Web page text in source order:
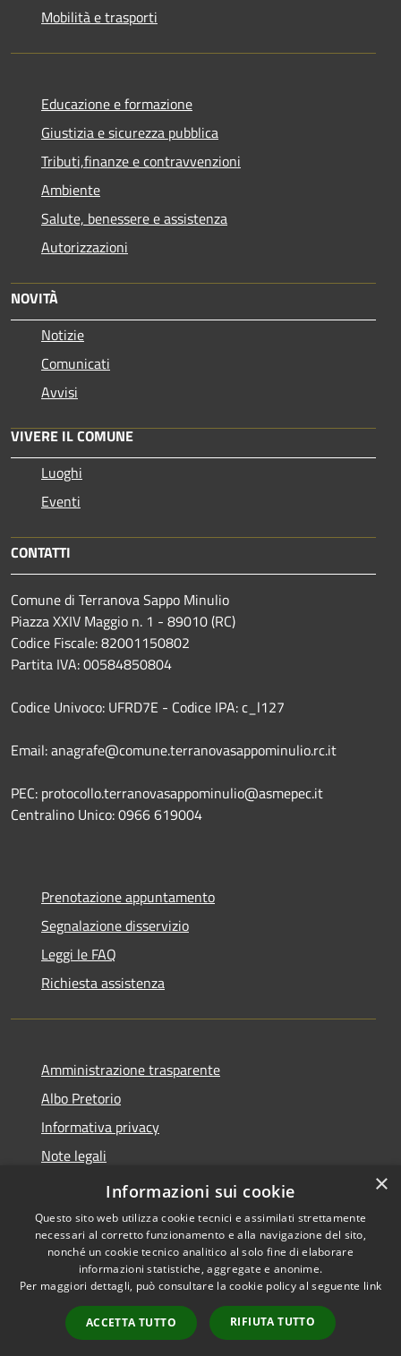
Mobilità e trasporti
Educazione e formazione
Giustizia e sicurezza pubblica
Tributi,finanze e contravvenzioni
Ambiente
Salute, benessere e assistenza
Autorizzazioni
NOVITÀ
Notizie
Comunicati
Avvisi
VIVERE IL COMUNE
Luoghi
Eventi
CONTATTI
Comune di Terranova Sappo Minulio
Piazza XXIV Maggio n. 1 - 89010 (RC)
Codice Fiscale: 82001150802
Partita IVA: 00584850804
Codice Univoco: UFRD7E - Codice IPA: c_l127
Email: anagrafe@comune.terranovasappominulio.rc.it
PEC: protocollo.terranovasappominulio@asmepec.it
Centralino Unico: 0966 619004
Prenotazione appuntamento
Segnalazione disservizio
Leggi le FAQ
Richiesta assistenza
Amministrazione trasparente
Albo Pretorio
Informativa privacy
Note legali
Dichiarazione di accessibilità
Accessibilità
Copyright © 2026 • Comune di
Terranova Sappo Minulio •
Powered byMunicipium
Accesso redazione
×
Informazioni sui cookie
Questo sito web utilizza cookie tecnici e assimilati strettamente
necessari al corretto funzionamento e alla navigazione del sito,
nonché un cookie tecnico analitico al solo fine di elaborare
informazioni statistiche, aggregate e anonime.
Per maggiori dettagli, può consultare la cookie policy al seguente link
ACCETTA TUTTO RIFIUTA TUTTO